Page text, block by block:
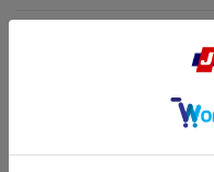
アウトレット